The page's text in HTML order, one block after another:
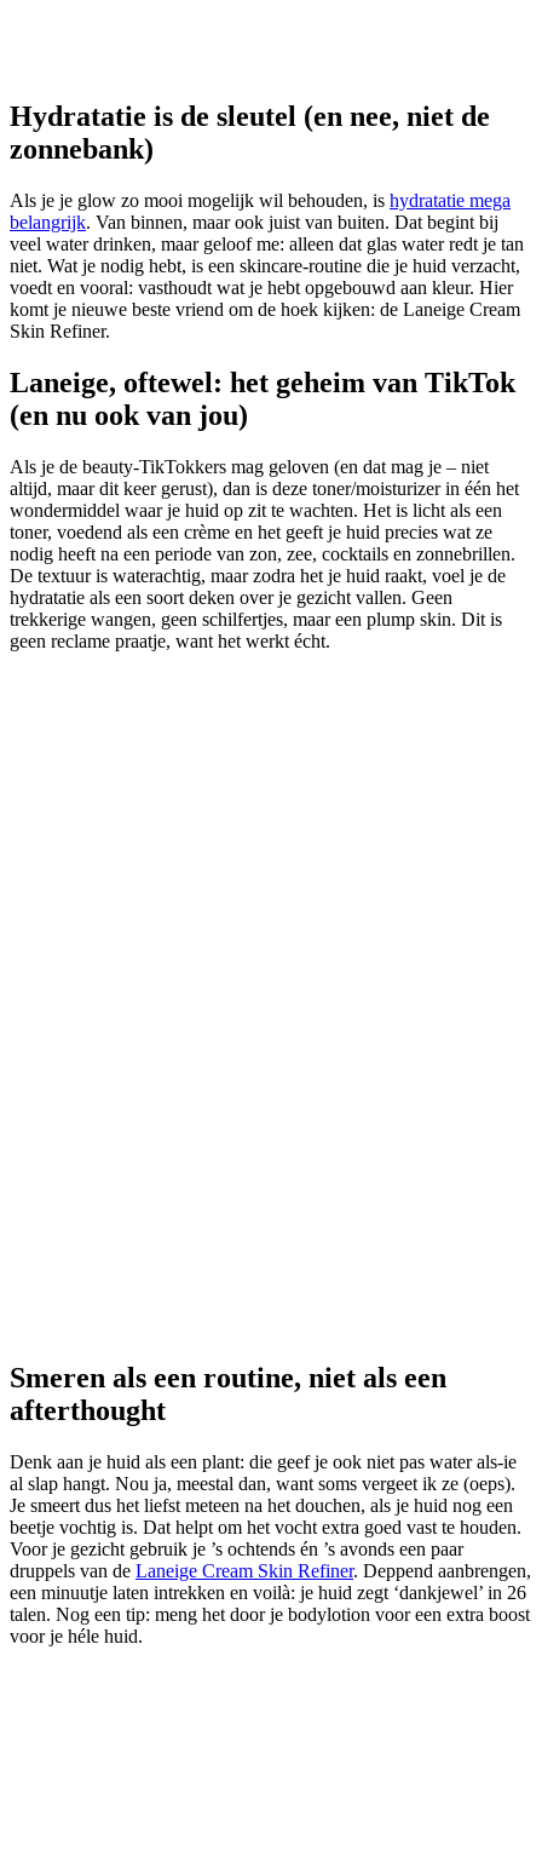
Hydratatie is de sleutel (en nee, niet de
zonnebank)
Als je je glow zo mooi mogelijk wil behouden, is hydratatie mega
belangrijk. Van binnen, maar ook juist van buiten. Dat begint bij
veel water drinken, maar geloof me: alleen dat glas water redt je tan
niet. Wat je nodig hebt, is een skincare-routine die je huid verzacht,
voedt en vooral: vasthoudt wat je hebt opgebouwd aan kleur. Hier
komt je nieuwe beste vriend om de hoek kijken: de Laneige Cream
Skin Refiner.
Laneige, oftewel: het geheim van TikTok
(en nu ook van jou)
Als je de beauty-TikTokkers mag geloven (en dat mag je – niet
altijd, maar dit keer gerust), dan is deze toner/moisturizer in één het
wondermiddel waar je huid op zit te wachten. Het is licht als een
toner, voedend als een crème en het geeft je huid precies wat ze
nodig heeft na een periode van zon, zee, cocktails en zonnebrillen.
De textuur is waterachtig, maar zodra het je huid raakt, voel je de
hydratatie als een soort deken over je gezicht vallen. Geen
trekkerige wangen, geen schilfertjes, maar een plump skin. Dit is
geen reclame praatje, want het werkt écht.
Smeren als een routine, niet als een
afterthought
Denk aan je huid als een plant: die geef je ook niet pas water als-ie
al slap hangt. Nou ja, meestal dan, want soms vergeet ik ze (oeps).
Je smeert dus het liefst meteen na het douchen, als je huid nog een
beetje vochtig is. Dat helpt om het vocht extra goed vast te houden.
Voor je gezicht gebruik je ’s ochtends én ’s avonds een paar
druppels van de Laneige Cream Skin Refiner. Deppend aanbrengen,
een minuutje laten intrekken en voilà: je huid zegt ‘dankjewel’ in 26
talen. Nog een tip: meng het door je bodylotion voor een extra boost
voor je héle huid.